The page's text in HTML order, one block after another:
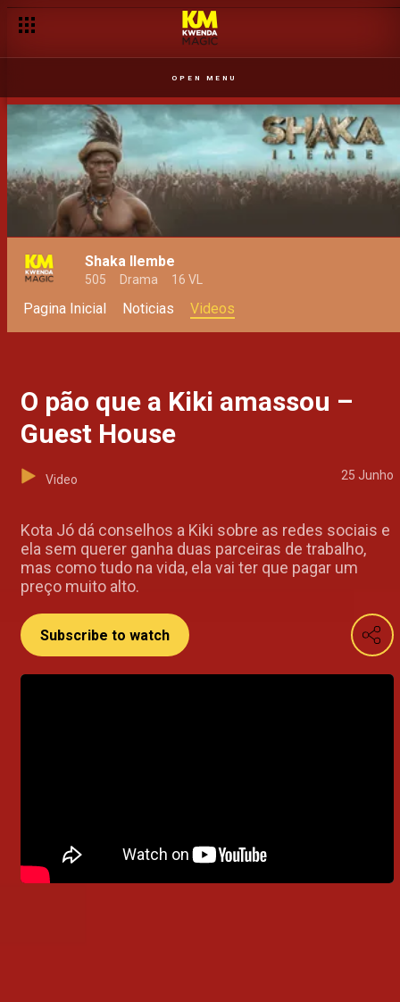
OPEN MENU
Shaka Ilembe
505 Drama 16 VL
Pagina Inicial Noticias Videos
O pão que a Kiki amassou –
Guest House
Video 25 Junho
Kota Jó dá conselhos a Kiki sobre as redes sociais e
ela sem querer ganha duas parceiras de trabalho,
mas como tudo na vida, ela vai ter que pagar um
preço muito alto.
Subscribe to watch
A viver o sonho de muitos – Casei Com a Família